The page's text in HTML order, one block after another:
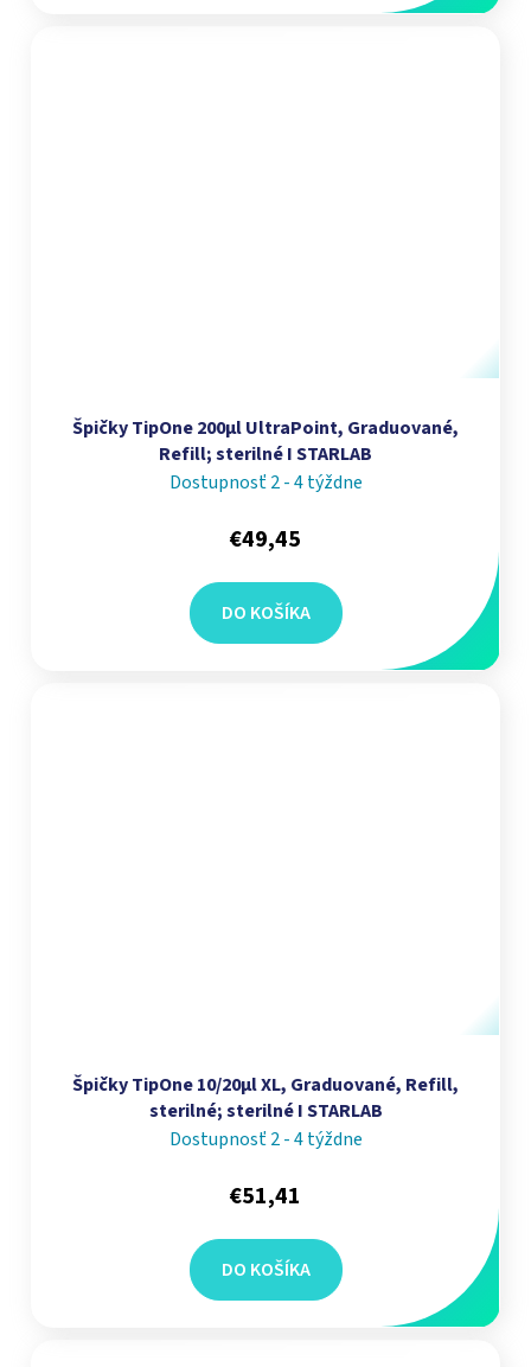
Špičky TipOne 200µl UltraPoint, Graduované,
Refill; sterilné I STARLAB
Dostupnosť 2 - 4 týždne
€49,45
DO KOŠÍKA
Špičky TipOne 10/20µl XL, Graduované, Refill,
sterilné; sterilné I STARLAB
Dostupnosť 2 - 4 týždne
€51,41
DO KOŠÍKA